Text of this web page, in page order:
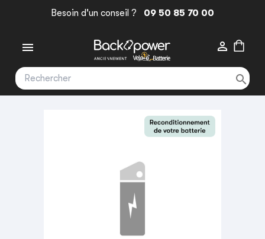
Besoin d'un conseil ? 09 50 85 70 00
 
